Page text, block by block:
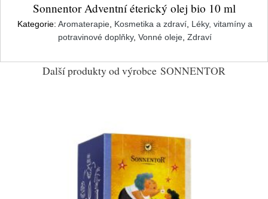
Sonnentor Adventní éterický olej bio 10 ml
Kategorie: Aromaterapie, Kosmetika a zdraví, Léky, vitamíny a
potravinové doplňky, Vonné oleje, Zdraví
Další produkty od výrobce SONNENTOR